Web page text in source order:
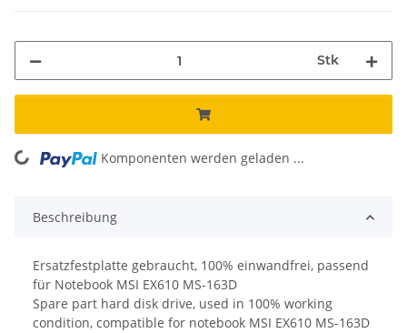
Stk
Komponenten werden geladen ...
Beschreibung
Ersatzfestplatte gebraucht, 100% einwandfrei, passend
für Notebook MSI EX610 MS-163D
Spare part hard disk drive, used in 100% working
condition, compatible for notebook MSI EX610 MS-163D